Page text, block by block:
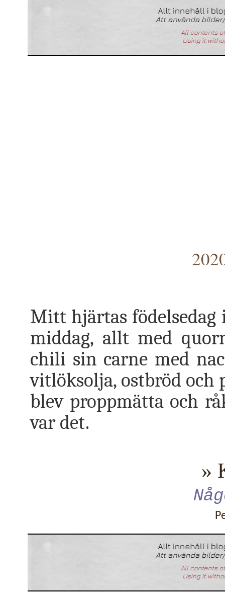
Mitt hjärtas
middag, allt med
chili sin carne med
vitlöksolja, ostbröd
blev proppmätta och
var det.
»